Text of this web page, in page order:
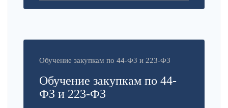
Обучение закупкам по 44-ФЗ и 223-ФЗ
Обучение закупкам по 44-
ФЗ и 223-ФЗ